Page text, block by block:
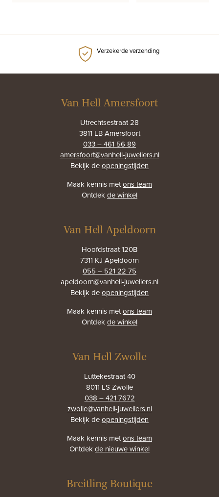
Verzekerde verzending
Van Hell Amersfoort
Utrechtsestraat 28
3811 LB Amersfoort
033 – 461 56 89
amersfoort@vanhell-juweliers.nl
Bekijk deopeningstijden
Maak kennis metons team
Ontdekde winkel
Van Hell Apeldoorn
Hoofdstraat 120B
7311 KJ Apeldoorn
055 – 521 22 75
apeldoorn@vanhell-juweliers.nl
Bekijk deopeningstijden
Maak kennis metons team
Ontdekde winkel
Van Hell Zwolle
Luttekestraat 40
8011 LS Zwolle
038 – 421 7672
zwolle@vanhell-juweliers.nl
Bekijk deopeningstijden
Maak kennis metons team
Ontdekde nieuwe winkel
Breitling Boutique